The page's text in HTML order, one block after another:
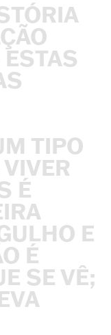
ESTAS
TIPO
VIVER
É
E
É
SE VÊ;